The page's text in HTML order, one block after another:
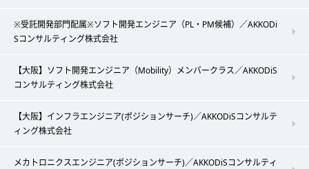
※受託開発部門配属※ソフト開発エンジニア（PL・PM候補）／AKKODi
Sコンサルティング株式会社
【大阪】ソフト開発エンジニア（Mobility）メンバークラス／AKKODiS
コンサルティング株式会社
【大阪】インフラエンジニア(ポジションサーチ)／AKKODiSコンサルテ
ィング株式会社
メカトロニクスエンジニア(ポジションサーチ)／AKKODiSコンサルティ